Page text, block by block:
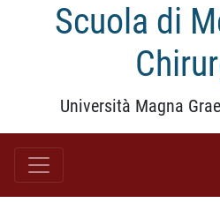
Scuola di
Università Magna